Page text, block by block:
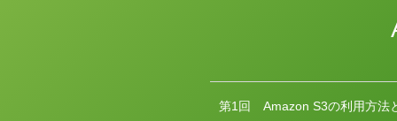
第1回 Amazon S3の利用方法